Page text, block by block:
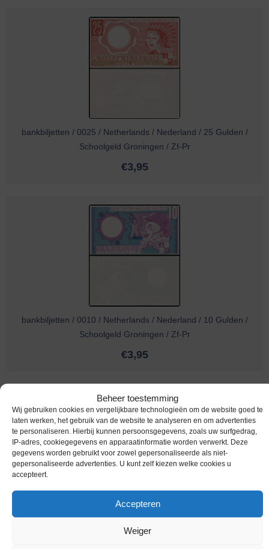
Beheer toestemming
Wij gebruiken cookies en vergelijkbare technologieën om de website goed te
laten werken, het gebruik van de website te analyseren en om advertenties
te personaliseren. Hierbij kunnen persoonsgegevens, zoals uw surfgedrag,
IP-adres, cookiegegevens en apparaatinformatie worden verwerkt. Deze
gegevens worden gebruikt voor zowel gepersonaliseerde als niet-
gepersonaliseerde advertenties. U kunt zelf kiezen welke cookies u
accepteert.
Accepteren
Weiger
bankbiljetten / 0025 / Netherlands / Nederland / 25 Gulden /
Schoolgeld Groningen / Zf-Pr
€3,95
bankbiljetten / 0010 / Netherlands / Nederland / 10 Gulden /
Schoolgeld Groningen / Zf-Pr
€3,95
bankbiljetten / 0010 / Netherlands / Nederland / 10 Gulden /